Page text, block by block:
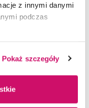
z innymi danymi
podczas
Pokaż szczegóły
wyboru